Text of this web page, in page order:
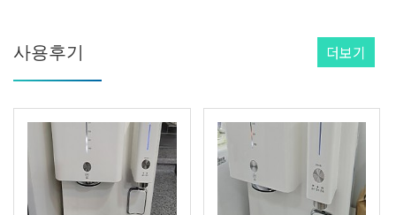
사용후기 더보기